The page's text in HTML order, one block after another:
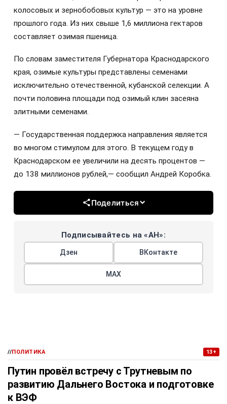
колосовых и зернобобовых культур — это на уровне
прошлого года. Из них свыше 1,6 миллиона гектаров
составляет озимая пшеница.
По словам заместителя Губернатора Краснодарского
края, озимые культуры представлены семенами
исключительно отечественной, кубанской селекции. А
почти половина площади под озимый клин засеяна
элитными семенами.
— Государственная поддержка направления является
во многом стимулом для этого. В текущем году в
Краснодарском ее увеличили на десять процентов —
до 138 миллионов рублей,— сообщил Андрей Коробка.
Поделиться
Подписывайтесь на «АН»:
Дзен ВКонтакте
МАХ
//ПОЛИТИКА 13+
Путин провёл встречу с Трутневым по
развитию Дальнего Востока и подготовке
к ВЭФ